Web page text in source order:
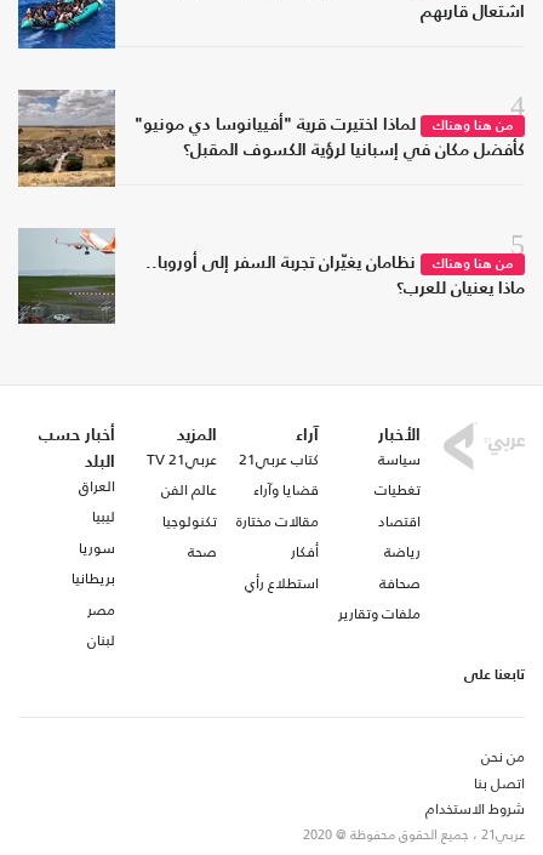
اشتعال قاربهم
4
من هنا وهناك
لماذا اختيرت قرية "أفييانوسا دي مونيو"
كأفضل مكان في إسبانيا لرؤية الكسوف المقبل؟
5
من هنا وهناك
نظامان يغيّران تجربة السفر إلى أوروبا..
ماذا يعنيان للعرب؟
الأخبار
سياسة
تغطيات
اقتصاد
رياضة
صحافة
ملفات وتقارير
آراء
كتاب عربي21
قضايا وآراء
مقالات مختارة
أفكار
استطلاع رأي
المزيد
عربي21 TV
عالم الفن
تكنولوجيا
صحة
أخبار حسب
البلد
العراق
ليبيا
سوريا
بريطانيا
مصر
لبنان
تابعنا على
من نحن
اتصل بنا
شروط الاستخدام
عربي21 ، جميع الحقوق محفوظة @ 2020